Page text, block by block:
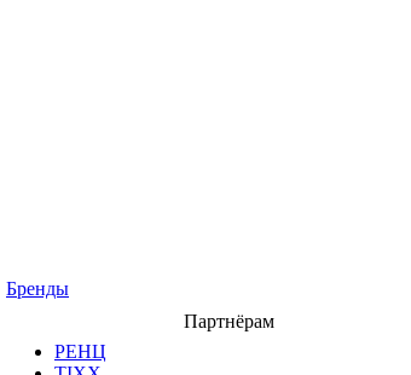
Бренды
РЕНЦ
Партнёрам